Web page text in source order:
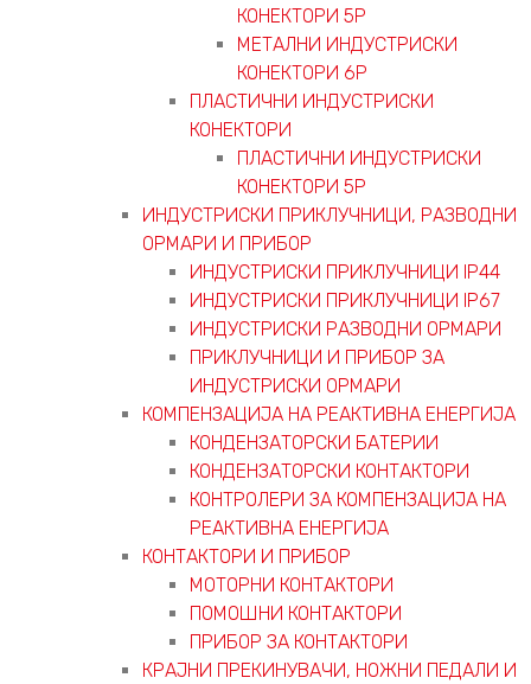
КОНЕКТОРИ 5P
МЕТАЛНИ ИНДУСТРИСКИ
КОНЕКТОРИ 6P
ПЛАСТИЧНИ ИНДУСТРИСКИ
КОНЕКТОРИ
ПЛАСТИЧНИ ИНДУСТРИСКИ
КОНЕКТОРИ 5P
ИНДУСТРИСКИ ПРИКЛУЧНИЦИ, РАЗВОДНИ
ОРМАРИ И ПРИБОР
ИНДУСТРИСКИ ПРИКЛУЧНИЦИ IP44
ИНДУСТРИСКИ ПРИКЛУЧНИЦИ IP67
ИНДУСТРИСКИ РАЗВОДНИ ОРМАРИ
ПРИКЛУЧНИЦИ И ПРИБОР ЗА
ИНДУСТРИСКИ ОРМАРИ
КОМПЕНЗАЦИЈА НА РЕАКТИВНА ЕНЕРГИЈА
КОНДЕНЗАТОРСКИ БАТЕРИИ
КОНДЕНЗАТОРСКИ КОНТАКТОРИ
КОНТРОЛЕРИ ЗА КОМПЕНЗАЦИЈА НА
РЕАКТИВНА ЕНЕРГИЈА
КОНТАКТОРИ И ПРИБОР
МОТОРНИ КОНТАКТОРИ
ПОМОШНИ КОНТАКТОРИ
ПРИБОР ЗА КОНТАКТОРИ
КРАЈНИ ПРЕКИНУВАЧИ, НОЖНИ ПЕДАЛИ И